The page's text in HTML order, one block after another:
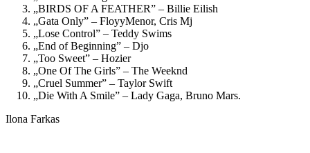
„BIRDS OF A FEATHER” – Billie Eilish
„Gata Only” – FloyyMenor, Cris Mj
„Lose Control” – Teddy Swims
„End of Beginning” – Djo
„Too Sweet” – Hozier
„One Of The Girls” – The Weeknd
„Cruel Summer” – Taylor Swift
„Die With A Smile” – Lady Gaga, Bruno Mars.
Ilona Farkas